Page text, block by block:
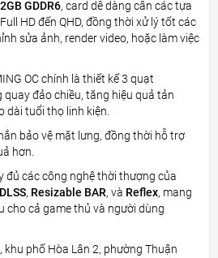
GDDR6, card dễ dàng cân các tựa
HD đến QHD, đồng thời xử lý tốt các
sửa ảnh, render video, hoặc làm việc
OC chính là thiết kế 3 quạt
quay đảo chiều, tăng hiệu quả tản
dài tuổi thọ linh kiện.
bảo vệ mặt lưng, đồng thời hỗ trợ
hơn.
đủ các công nghệ thời thượng của
DLSS, Resizable BAR, và Reflex, mang
cho cả game thủ và người dùng
phố Hòa Lân 2, phường Thuận